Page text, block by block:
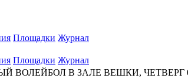
Площадки Журнал
Площадки Журнал
ВОЛЕЙБОЛ В ЗАЛЕ ВЕШКИ, ЧЕТВЕРГ